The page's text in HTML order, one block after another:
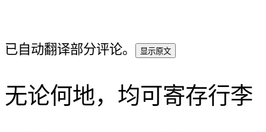
已自动翻译部分评论。 显示原文
无论何地，均可寄存行李